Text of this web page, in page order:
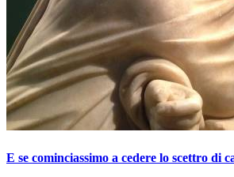
E se cominciassimo a cedere lo scettro di